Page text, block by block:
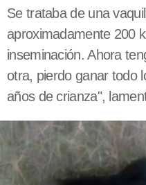
Se trataba de una
aproximadamente 200
inseminación. Ahora
otra, pierdo ganar todo
años de crianza",